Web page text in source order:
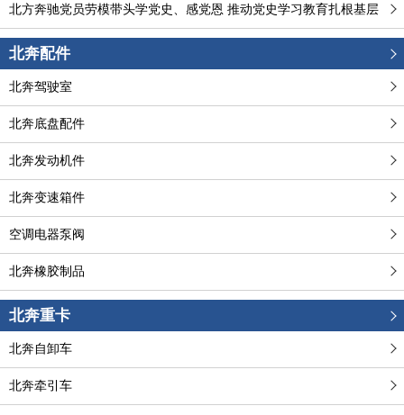
北方奔驰党员劳模带头学党史、感党恩 推动党史学习教育扎根基层
北奔配件
北奔驾驶室
北奔底盘配件
北奔发动机件
北奔变速箱件
空调电器泵阀
北奔橡胶制品
北奔重卡
北奔自卸车
北奔牵引车